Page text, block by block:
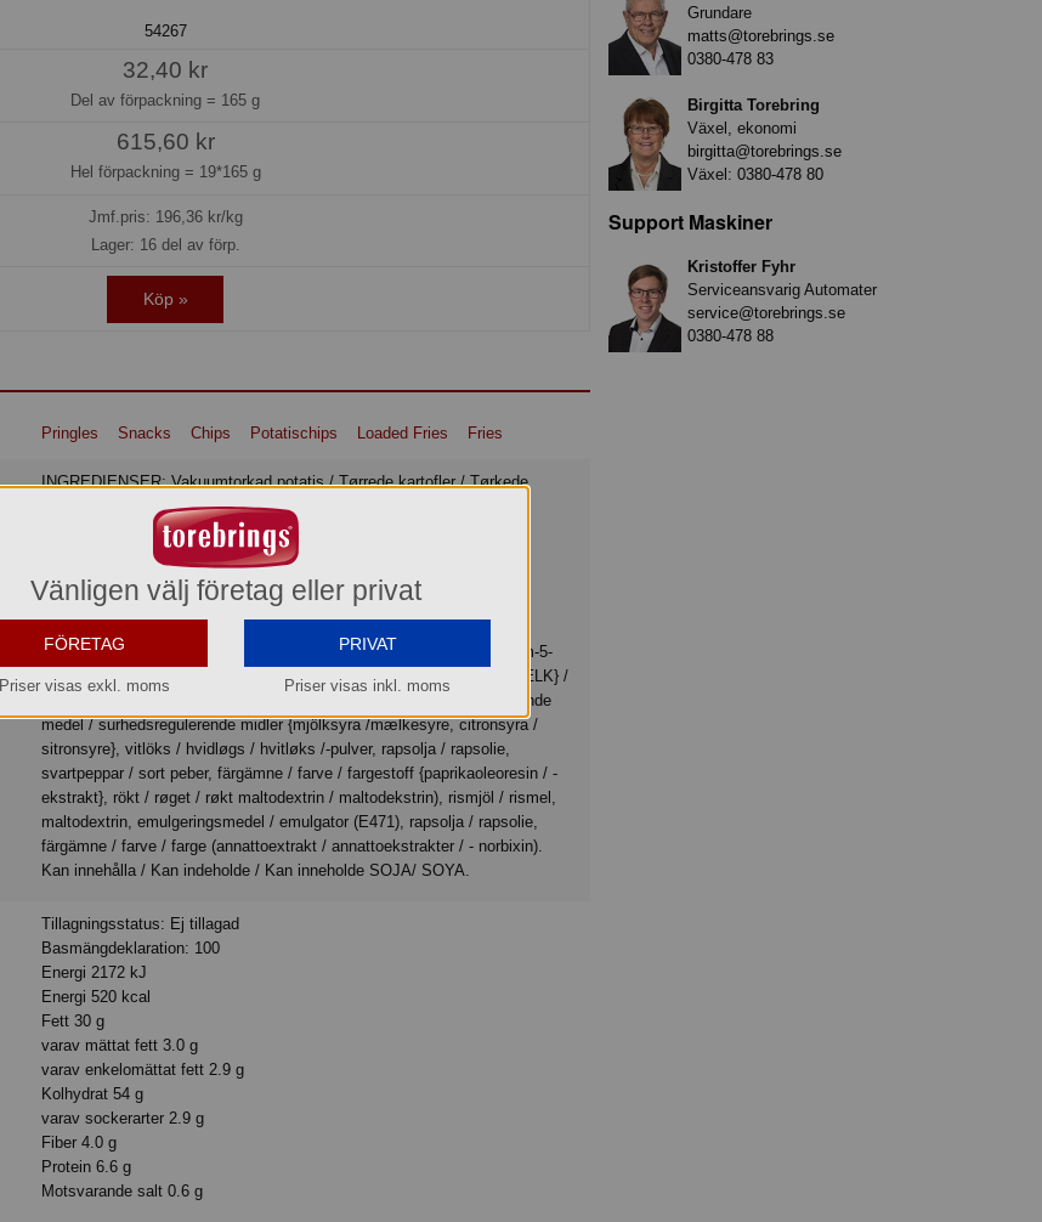
54267
32,40 kr
Del av förpackning = 165 g
615,60 kr
Hel förpackning = 19*165 g
Jmf.pris: 196,36kr/kg
Lager: 16 del av förp.
Köp »
Pringles Snacks Chips Potatischips Loaded Fries Fries
INGREDIENSER: Vakuumtorkad potatis / Tørrede kartofler / Tørkede
poteter, solrosolja / solsikkeolie, majsmjöl / majsmel, VETEMJÖL/
HVEDEMEL/ HVETEMEL, kryddblandning
/krydderiblanding/krydderblanding med smak/smag av/af
kryddade/krydrede pommes frites (vasslepermeatpulver {MJÖLK} /
vallepermeatpulver {MÆLK} / mysepermeatpulver {MELK}, ostpulver
smakförstärkare / smagsforstærkere {mononatriumglutamat, dinatrium-5-
ribonucleotider}, kärnmjölkspulver {MJÖLK} / kærnemælkspulver {MÆLK} /
kjernemelkspulver {MELK}, lökpulver, socker / sukker, surhetsreglerande
medel / surhedsregulerende midler {mjölksyra /mælkesyre, citronsyra /
sitronsyre}, vitlöks / hvidløgs / hvitløks /-pulver, rapsolja / rapsolie,
svartpeppar / sort peber, färgämne / farve / fargestoff {paprikaoleoresin / -
ekstrakt}, rökt / røget / røkt maltodextrin / maltodekstrin), rismjöl / rismel,
maltodextrin, emulgeringsmedel / emulgator (E471), rapsolja / rapsolie,
färgämne / farve / farge (annattoextrakt / annattoekstrakter / - norbixin).
Kan innehålla / Kan indeholde / Kan inneholde SOJA/ SOYA.
Tillagningsstatus: Ej tillagad
Basmängdeklaration: 100
Energi 2172 kJ
Energi 520 kcal
Fett 30 g
varav mättat fett 3.0 g
varav enkelomättat fett 2.9 g
Kolhydrat 54 g
varav sockerarter 2.9 g
Fiber 4.0 g
Protein 6.6 g
Motsvarande salt 0.6 g
Grundare
matts@torebrings.se
0380-478 83
Birgitta Torebring
Växel, ekonomi
birgitta@torebrings.se
Växel: 0380-478 80
Support Maskiner
Kristoffer Fyhr
Serviceansvarig Automater
service@torebrings.se
0380-478 88
Vänligen välj företag eller privat
FÖRETAG
Priser visas exkl. moms
PRIVAT
Priser visas inkl. moms